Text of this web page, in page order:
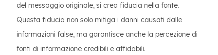
del messaggio originale, si crea fiducia nella fonte.
Questa fiducia non solo mitiga i danni causati dalle
informazioni false, ma garantisce anche la percezione di
fonti di informazione credibili e affidabili.